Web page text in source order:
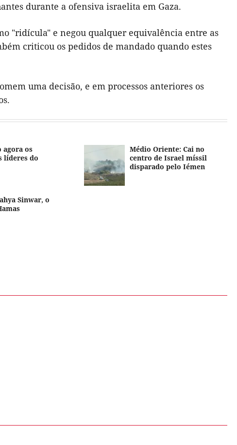
durante a ofensiva israelita em Gaza.
"ridícula" e negou qualquer equivalência entre as
criticou os pedidos de mandado quando estes
uma decisão, e em processos anteriores os
agora os
líderes do
Médio Oriente: Cai no
centro de Israel míssil
disparado pelo Iémen
Sinwar, o